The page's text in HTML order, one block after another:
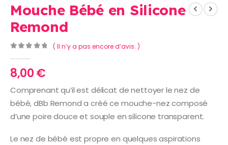
Mouche Bébé en Silicone
Remond
( Il n’y a pas encore d’avis. )
8,00€
Comprenant qu’il est délicat de nettoyer le nez de
bébé, dBb Remond a créé ce mouche-nez composé
d’une poire douce et souple en silicone transparent.
Le nez de bébé est propre en quelques aspirations